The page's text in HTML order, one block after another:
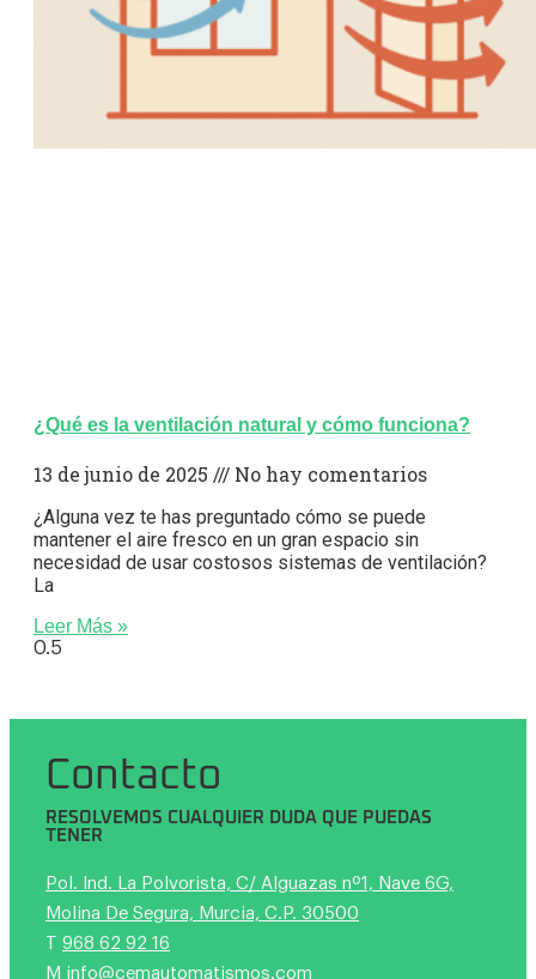
¿Qué es la ventilación natural y cómo funciona?
13 de junio de 2025 No hay comentarios
¿Alguna vez te has preguntado cómo se puede
mantener el aire fresco en un gran espacio sin
necesidad de usar costosos sistemas de ventilación?
La
Leer Más »
Contacto
RESOLVEMOS CUALQUIER DUDA QUE PUEDAS
TENER
Pol. Ind. La Polvorista, C/ Alguazas nº1, Nave 6G,
Molina De Segura, Murcia, C.P. 30500
968 62 92 16
M info@cemautomatismos.com